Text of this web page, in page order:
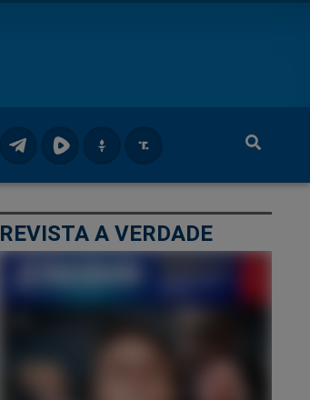
REVISTA A VERDADE